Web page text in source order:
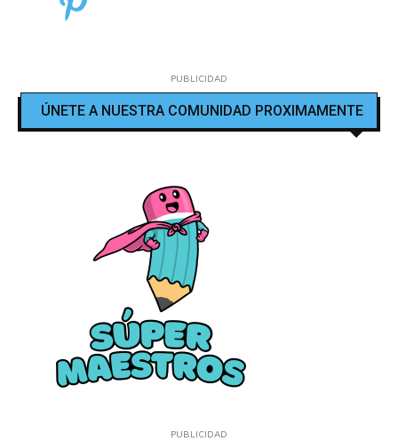
PUBLICIDAD
ÚNETE A NUESTRA COMUNIDAD PROXIMAMENTE
PUBLICIDAD